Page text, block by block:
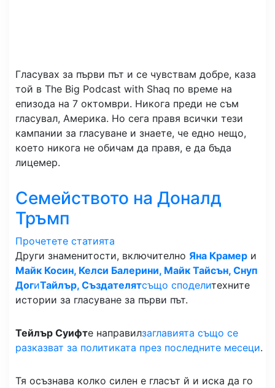
Гласувах за първи път и се чувствам добре, каза
той в The Big Podcast with Shaq по време на
епизода на 7 октомври. Никога преди не съм
гласувал, Америка. Но сега правя всички тези
кампании за гласуване и знаете, че едно нещо,
което никога не обичам да правя, е да бъда
лицемер.
Семейството на Доналд
Тръмп
Прочетете статията
Други знаменитости, включително Яна Крамер и
Майк Косин, Келси Балерини, Майк Тайсън, Снуп
ДогиТайлър, Създателятсъщо споделитехните
истории за гласуване за първи път.
Тейлър Суифте направилзаглавията също се
разказват за политиката през последните месеци.
Тя осъзнава колко силен е гласът й и иска да го